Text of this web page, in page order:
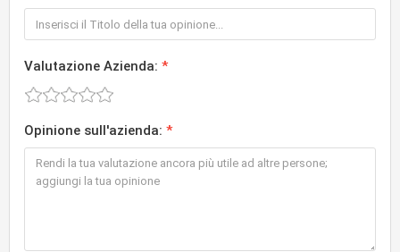
Valutazione Azienda:
Opinione sull'azienda: